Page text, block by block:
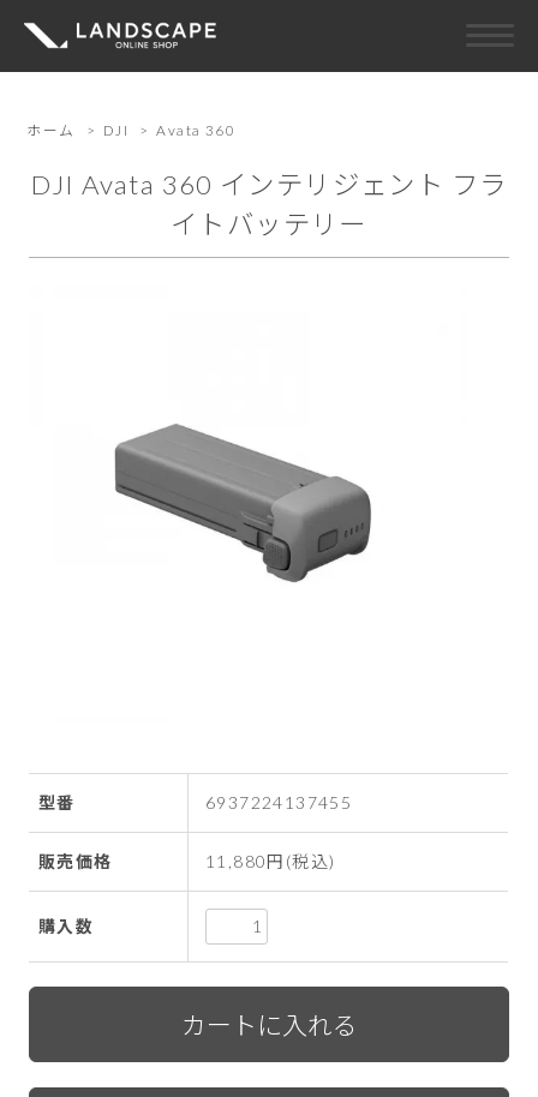
ホーム > DJI > Avata 360
DJI Avata 360 インテリジェント フラ
イトバッテリー
型番 6937224137455
販売価格 11,880円(税込)
購入数